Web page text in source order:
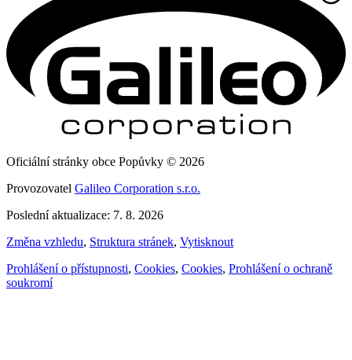
Oficiální stránky obce Popůvky © 2026
Provozovatel Galileo Corporation s.r.o.
Poslední aktualizace: 7. 8. 2026
Změna vzhledu, Struktura stránek, Vytisknout
Prohlášení o přístupnosti, Cookies, Cookies, Prohlášení o ochraně
soukromí